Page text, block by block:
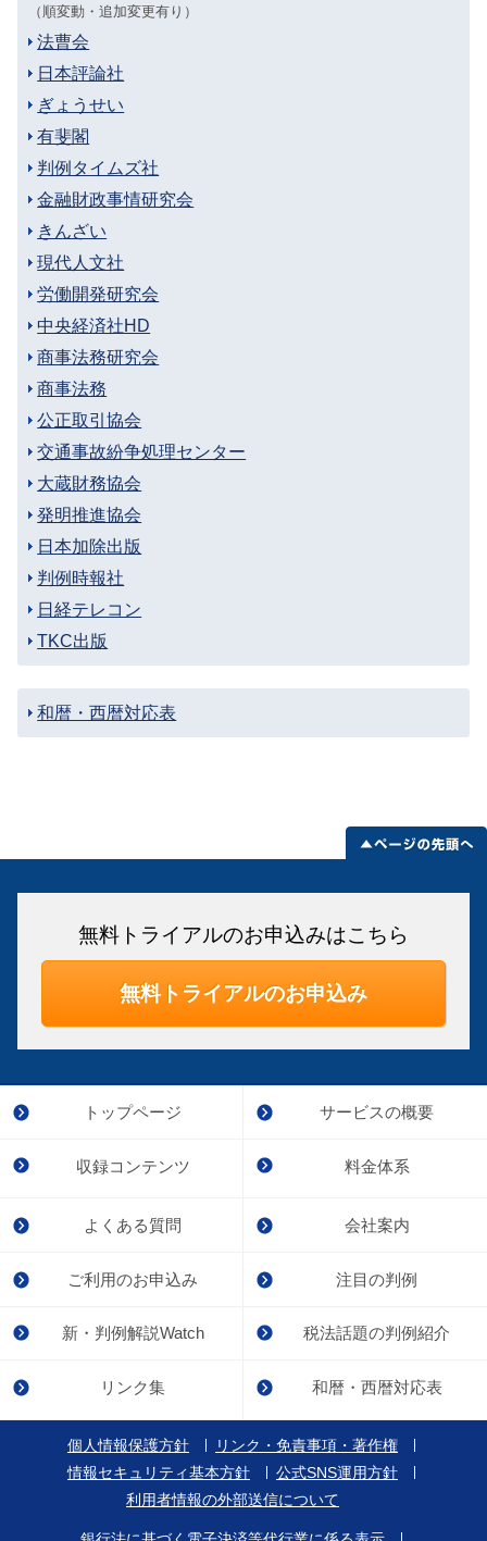
（順変動・追加変更有り）
法曹会
日本評論社
ぎょうせい
有斐閣
判例タイムズ社
金融財政事情研究会
きんざい
現代人文社
労働開発研究会
中央経済社HD
商事法務研究会
商事法務
公正取引協会
交通事故紛争処理センター
大蔵財務協会
発明推進協会
日本加除出版
判例時報社
日経テレコン
TKC出版
和暦・西暦対応表
無料トライアルのお申込みはこちら
無料トライアルのお申込み
トップページ サービスの概要
収録コンテンツ 料金体系
よくある質問 会社案内
ご利用のお申込み 注目の判例
新・判例解説Watch 税法話題の判例紹介
リンク集 和暦・西暦対応表
個人情報保護方針
リンク・免責事項・著作権
情報セキュリティ基本方針
公式SNS運用方針
利用者情報の外部送信について